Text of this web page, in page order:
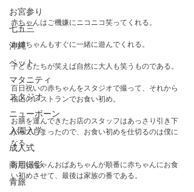
お宮参り
七五三
沖縄
ペット
マタニティ
スタジオ
ニューボーン
入園入学
成人式
商用撮影
青旅
赤ちゃんはご機嫌にニコニコ笑ってくれる。
お姉ちゃんもすぐに一緒に遊んでくれる。
子どもたちが笑えば自然に大人も笑うものである。
百日祝いの赤ちゃんをスタジオで撮って、それから
福山のレストランでお食い初め。
お膳を運んできたお店のスタッフはあっさり引き下
がってしまったので、お食い初めを仕切るのは僕に
なる。
おじいちゃんおばあちゃんが順番に赤ちゃんにお食
い初めさせて、最後は家族の番である。